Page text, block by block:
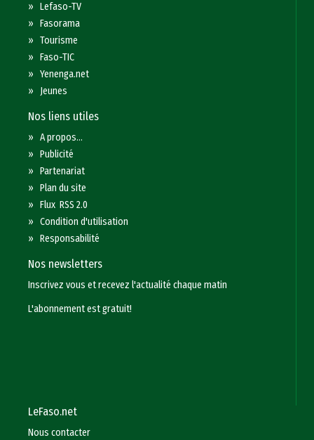
»Lefaso-TV
»Fasorama
»Tourisme
»Faso-TIC
»Yenenga.net
» Jeunes
Nos liens utiles
»A propos...
»Publicité
»Partenariat
»Plan du site
»Flux RSS 2.0
»Condition d'utilisation
»Responsabilité
Nos newsletters
Inscrivez vous et recevez l'actualité chaque matin
L'abonnement est gratuit!
LeFaso.net
Nous contacter